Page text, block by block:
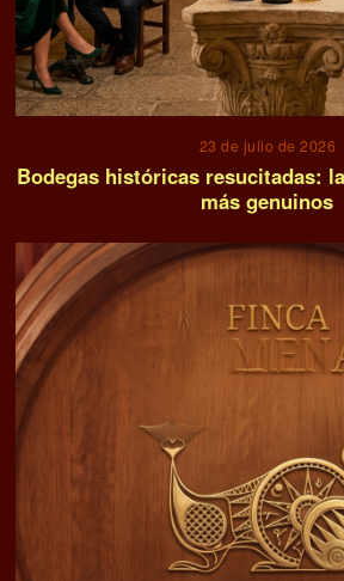
23 de julio de 2026
Bodegas históricas resucitadas:
más genuinos